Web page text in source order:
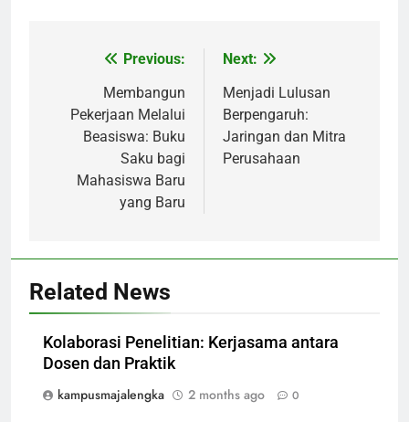
navigation
Previous:
Membangun
Pekerjaan Melalui
Beasiswa: Buku
Saku bagi
Mahasiswa Baru
yang Baru
Next:
Menjadi Lulusan
Berpengaruh:
Jaringan dan Mitra
Perusahaan
Related News
Kolaborasi Penelitian: Kerjasama antara
Dosen dan Praktik
kampusmajalengka
2 months ago 0